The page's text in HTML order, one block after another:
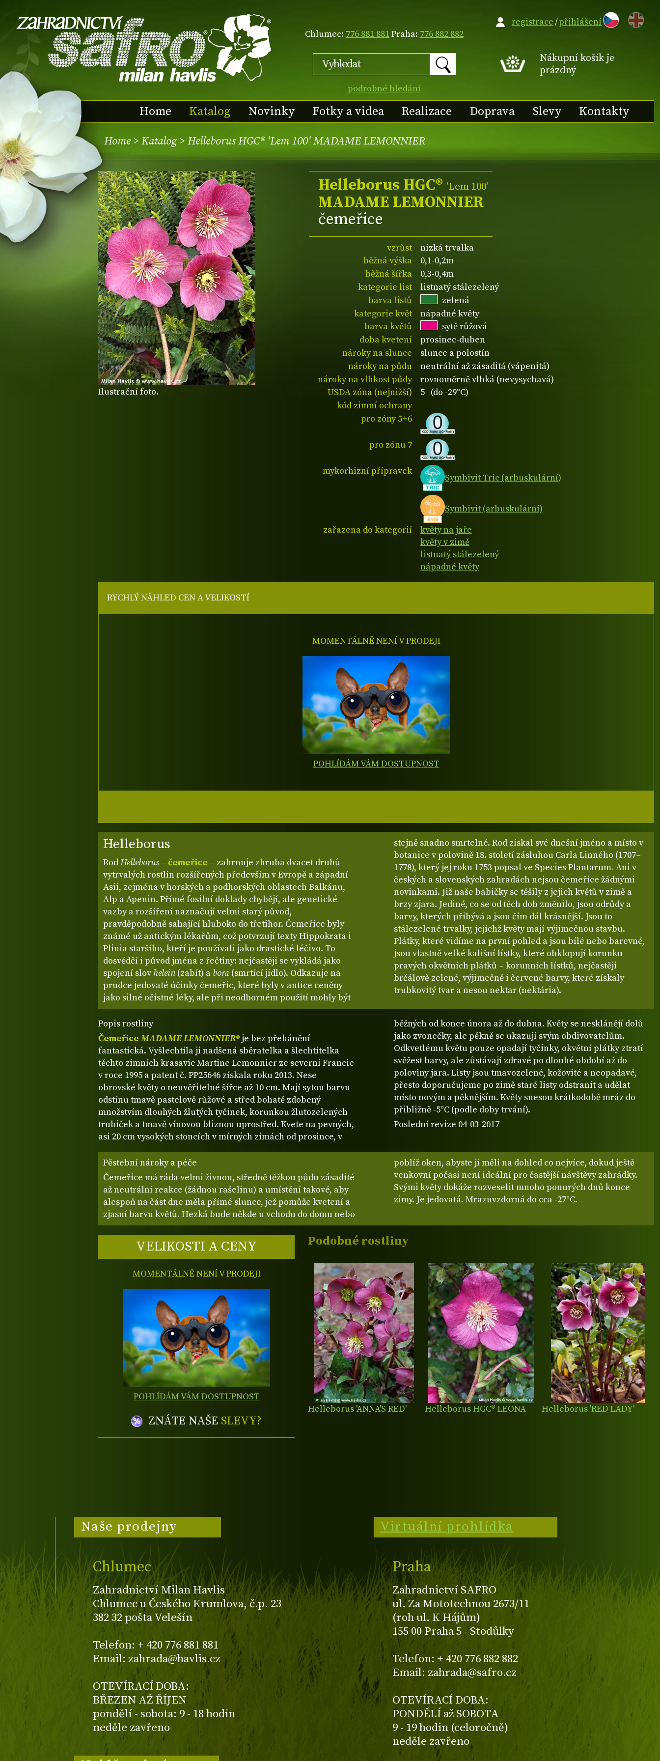
Chlumec: 776 881 881Praha: 776 882 882
podrobné hledání
EN
Nákupní košík je
prázdný
Home Katalog Novinky Fotky a videa Realizace Doprava Slevy Kontakty
registrace/přihlášení
Home > Katalog> Helleborus HGC® 'Lem 100' MADAME LEMONNIER
Ilustrační foto.
Helleborus HGC® 'Lem 100'
MADAME LEMONNIER
čemeřice
vzrůst
nízká trvalka
běžná výška
0,1-0,2m
běžná šířka
0,3-0,4m
kategorie list
listnatý stálezelený
barva listů
zelená
kategorie květ
nápadné květy
barva květů
sytě růžová
doba kvetení
prosinec-duben
nároky na slunce
slunce a polostín
nároky na půdu
neutrální až zásaditá (vápenitá)
nároky na vlhkost půdy
rovnoměrně vlhká (nevysychavá)
USDA zóna (nejnižší)
5 (do -29°C)
kód zimní ochrany
pro zóny 5+6
pro zónu 7
mykorhizní přípravek
Symbivit Tric (arbuskulární)
Symbivit (arbuskulární)
zařazena do kategorií
květy na jaře
květy v zimě
listnatý stálezelený
nápadné květy
Helleborus
RodHelleborus – čemeřice – zahrnuje zhruba dvacet druhů
vytrvalých rostlin rozšířených především v Evropě a západní
Asii, zejména v horských a podhorských oblastech Balkánu,
Alp a Apenin. Přímé fosilní doklady chybějí, ale genetické
vazby a rozšíření naznačují velmi starý původ,
pravděpodobně sahající hluboko do třetihor. Čemeřice byly
známé už antickým lékařům, což potvrzují texty Hippokrata i
Plinia staršího, kteří je používali jako drastické léčivo. To
dosvědčí i původ jména z řečtiny: nejčastěji se vykládá jako
spojení slov helein(zabít) a bora (smrtící jídlo). Odkazuje na
prudce jedovaté účinky čemeřic, které byly v antice ceněny
jako silné očistné léky, ale při neodborném použití mohly být
stejně snadno smrtelné. Rod získal své dnešní jméno a místo v
botanice v polovině 18. století zásluhou Carla Linného (1707–
1778), který jej roku 1753 popsal ve Species Plantarum. Ani v
českých a slovenských zahradách nejsou čemeřice žádnými
novinkami. Již naše babičky se těšily z jejich květů v zimě a
brzy zjara. Jediné, co se od těch dob změnilo, jsou odrůdy a
barvy, kterých přibývá a jsou čím dál krásnější. Jsou to
stálezelené trvalky, jejichž květy mají výjimečnou stavbu.
Plátky, které vidíme na první pohled a jsou bílé nebo barevné,
jsou vlastně velké kališní lístky, které obklopují korunku
pravých okvětních plátků – korunních lístků, nejčastěji
brčálově zelené, výjimečně i červené barvy, které získaly
trubkovitý tvar a nesou nektar (nektária).
Popis rostliny
Čemeřice MADAME LEMONNIER®je bez přehánění
fantastická. Vyšlechtila ji nadšená sběratelka a šlechtitelka
těchto zimních krasavic Martine Lemonnier ze severní Francie
v roce 1995 a patent č. PP25646 získala roku 2013. Nese
obrovské květy o neuvěřitelné šířce až 10 cm. Mají sytou barvu
odstínu tmavě pastelově růžové a střed bohatě zdobený
množstvím dlouhých žlutých tyčinek, korunkou žlutozelených
trubiček a tmavě vínovou bliznou uprostřed. Kvete na pevných,
asi 20 cm vysokých stoncích v mírných zimách od prosince, v
běžných od konce února až do dubna. Květy se nesklánějí dolů
jako zvonečky, ale pěkně se ukazují svým obdivovatelům.
Odkvetlému květu pouze opadají tyčinky, okvětní plátky ztratí
svěžest barvy, ale zůstávají zdravé po dlouhé období až do
poloviny jara. Listy jsou tmavozelené, kožovité a neopadavé,
přesto doporučujeme po zimě staré listy odstranit a udělat
místo novým a pěknějším. Květy snesou krátkodobě mráz do
přibližně -5°C (podle doby trvání).
Poslední revize 04-03-2017
Pěstební nároky a péče
Čemeřice má ráda velmi živnou, středně těžkou půdu zásadité
až neutrální reakce (žádnou rašelinu) a umístění takové, aby
alespoň na část dne měla přímé slunce, jež pomůže kvetení a
zjasní barvu květů. Hezká bude někde u vchodu do domu nebo
poblíž oken, abyste ji měli na dohled co nejvíce, dokud ještě
venkovní počasí není ideální pro častější návštěvy zahrádky.
Svými květy dokáže rozveselit mnoho ponurých dnů konce
zimy. Je jedovatá. Mrazuvzdorná do cca -27°C.
VELIKOSTI A CENY
MOMENTÁLNĚ NENÍ V PRODEJI
POHLÍDÁM VÁM DOSTUPNOST
ZNÁTE NAŠE SLEVY?
RYCHLÝ NÁHLED CEN A VELIKOSTÍ
MOMENTÁLNĚ NENÍ V PRODEJI
POHLÍDÁM VÁM DOSTUPNOST
Podobné rostliny
Helleborus 'ANNA'S RED' Helleborus HGC® LEONA Helleborus 'RED LADY'
Naše prodejny
Chlumec
Zahradnictví Milan Havlis
Chlumec u Českého Krumlova, č.p. 23
382 32 pošta Velešín
Telefon: + 420 776 881 881
Email: zahrada@havlis.cz
OTEVÍRACÍ DOBA:
BŘEZEN AŽ ŘÍJEN
pondělí - sobota: 9 - 18 hodin
neděle zavřeno
Virtuální prohlídka
Praha
Zahradnictví SAFRO
ul. Za Mototechnou 2673/11
(roh ul. K Hájům)
155 00 Praha 5 - Stodůlky
Telefon: + 420 776 882 882
Email: zahrada@safro.cz
OTEVÍRACÍ DOBA:
PONDĚLÍ až SOBOTA
9 - 19 hodin (celoročně)
neděle zavřeno